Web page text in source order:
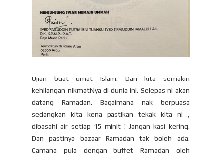
Ujian buat umat Islam. Dan kita semakin
kehilangan nikmatNya di dunia ini. Selepas ni akan
datang Ramadan. Bagaimana nak berpuasa
sedangkan kita kena pastikan tekak kita ni ,
dibasahi air setiap 15 minit ! Jangan kasi kering.
Dan pastinya bazaar Ramadan tak boleh ada.
Camana pula dengan buffet Ramadan oleh